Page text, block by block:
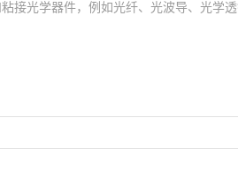
接光学器件，例如光纤、光波导、光学